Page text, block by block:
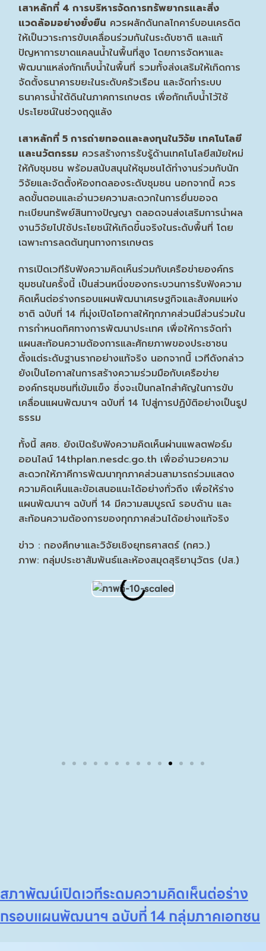
เสาหลักที่ 4 การบริหารจัดการทรัพยากรและสิ่ง
แวดล้อมอย่างยั่งยืน ควรผลักดันกลไกคาร์บอนเครดิต
ให้เป็นวาระการขับเคลื่อนร่วมกันในระดับชาติ และแก้
ปัญหาการขาดแคลนน้ำในพื้นที่สูง โดยการจัดหาและ
พัฒนาแหล่งกักเก็บน้ำในพื้นที่ รวมทั้งส่งเสริมให้เกิดการ
จัดตั้งธนาคารขยะในระดับครัวเรือน และจัดทำระบบ
ธนาคารน้ำใต้ดินในภาคการเกษตร เพื่อกักเก็บน้ำไว้ใช้
ประโยชน์ในช่วงฤดูแล้ง
เสาหลักที่5 การถ่ายทอดและลงทุนในวิจัย เทคโนโลยี
และนวัตกรรม ควรสร้างการรับรู้ด้านเทคโนโลยีสมัยใหม่
ให้กับชุมชน พร้อมสนับสนุนให้ชุมชนได้ทำงานร่วมกับนัก
วิจัยและจัดตั้งห้องทดลองระดับชุมชน นอกจากนี้ ควร
ลดขั้นตอนและอำนวยความสะดวกในการยื่นขอจด
ทะเบียนทรัพย์สินทางปัญญา ตลอดจนส่งเสริมการนำผล
งานวิจัยไปใช้ประโยชน์ให้เกิดขึ้นจริงในระดับพื้นที่ โดย
เฉพาะการลดต้นทุนทางการเกษตร
การเปิดเวทีรับฟังความคิดเห็นร่วมกับเครือข่ายองค์กร
ชุมชนในครั้งนี้ เป็นส่วนหนึ่งของกระบวนการรับฟังความ
คิดเห็นต่อร่างกรอบแผนพัฒนาเศรษฐกิจและสังคมแห่ง
ชาติ ฉบับที่ 14 ที่มุ่งเปิดโอกาสให้ทุกภาคส่วนมีส่วนร่วมใน
การกำหนดทิศทางการพัฒนาประเทศ เพื่อให้การจัดทำ
แผนสะท้อนความต้องการและศักยภาพของประชาชน
ตั้งแต่ระดับฐานรากอย่างแท้จริง นอกจากนี้ เวทีดังกล่าว
ยังเป็นโอกาสในการสร้างความร่วมมือกับเครือข่าย
องค์กรชุมชนที่เข้มแข็ง ซึ่งจะเป็นกลไกสำคัญในการขับ
เคลื่อนแผนพัฒนาฯ ฉบับที่ 14 ไปสู่การปฏิบัติอย่างเป็นรูป
ธรรม
ทั้งนี้ สศช. ยังเปิดรับฟังความคิดเห็นผ่านแพลตฟอร์ม
ออนไลน์ 14thplan.nesdc.go.th เพื่ออำนวยความ
สะดวกให้ภาคีการพัฒนาทุกภาคส่วนสามารถร่วมแสดง
ความคิดเห็นและข้อเสนอแนะได้อย่างทั่วถึง เพื่อให้ร่าง
แผนพัฒนาฯ ฉบับที่ 14 มีความสมบูรณ์ รอบด้าน และ
สะท้อนความต้องการของทุกภาคส่วนได้อย่างแท้จริง
ข่าว : กองศึกษาและวิจัยเชิงยุทธศาสตร์ (กศว.)
ภาพ: กลุ่มประชาสัมพันธ์และห้องสมุดสุริยานุวัตร (ปส.)
สภาพัฒน์เปิดเวทีระดมความคิดเห็นต่อร่าง
กรอบแผนพัฒนาฯ ฉบับที่ 14 กลุ่มภาคเอกชน